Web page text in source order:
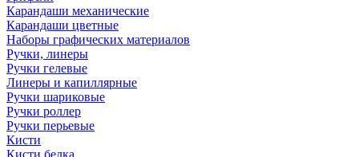
Карандаши механические
Карандаши цветные
Наборы графических материалов
Ручки, линеры
Ручки гелевые
Линеры и капиллярные
Ручки шариковые
Ручки роллер
Ручки перьевые
Кисти
Кисти белка